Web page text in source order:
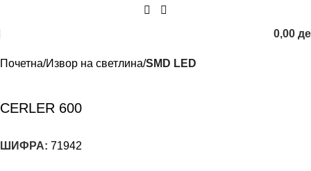
0,00
Почетна Извор на светлина SMD LED
CERLER 600
ШИФРА: 71942